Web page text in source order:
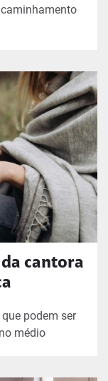
cantora
podem ser
médio